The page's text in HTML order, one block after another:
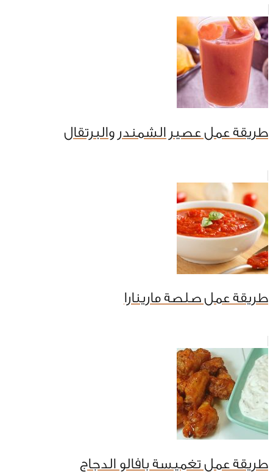
طريقة عمل عصير الشمندر والبرتقال
طريقة عمل صلصة مارينارا
طريقة عمل تغميسة بافالو الدجاج